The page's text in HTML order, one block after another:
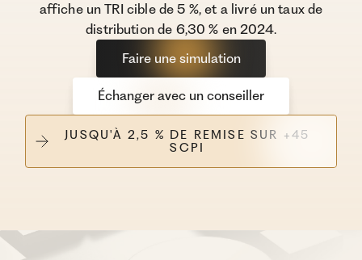
affiche un TRI cible de 5 %, et a livré un taux de
distribution de 6,30 % en 2024.
Faire une simulation
Échanger avec un conseiller
JUSQU'À 2,5 % DE REMISE SUR +45
SCPI